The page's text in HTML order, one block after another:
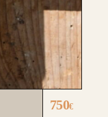
750€